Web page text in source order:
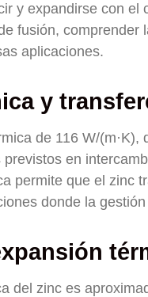
y expandirse con
fusión,
aplicaciones.
y
de 116 W/
en
permite que el zinc
donde la
del zinc es